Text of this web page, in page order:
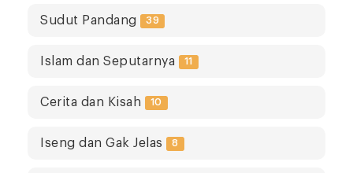
Sudut Pandang 39
Islam dan Seputarnya 11
Cerita dan Kisah 10
Iseng dan Gak Jelas 8